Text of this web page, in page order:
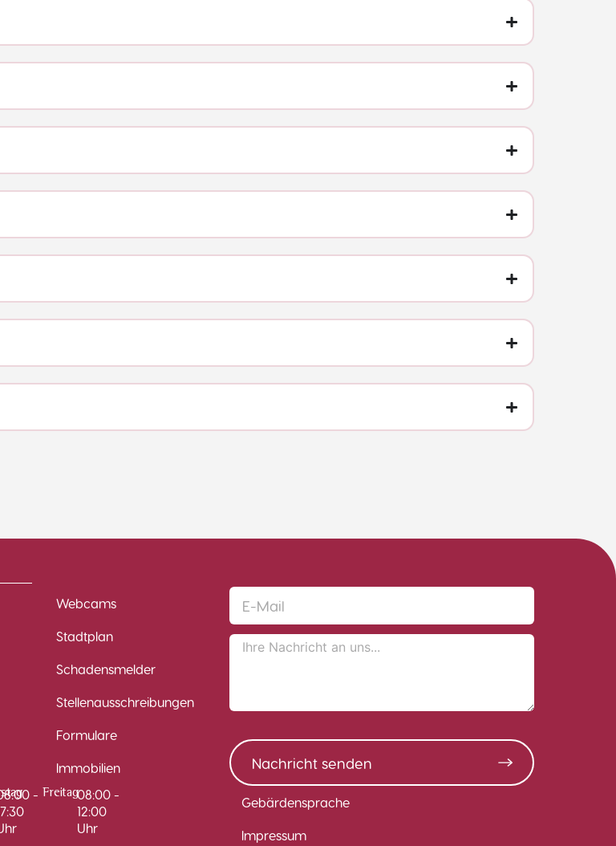
Webcams
Stadtplan
Schadensmelder
Stellenausschreibungen
Formulare
Immobilien Nachricht senden
- Freitag08:00 -
12:00
Uhr
Gebärdensprache
Impressum